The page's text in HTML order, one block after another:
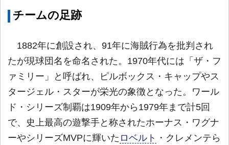
チームの足跡
1882年に創設され、91年に海賊行為を批判され
たが現球団名を命名された。1970年代には「ザ・フ
ァミリー」と呼ばれ、ピルボックス・キャップやス
タージェル・スターが栄光の象徴となった。ワール
ド・シリーズ制覇は1909年から1979年まで計5回
で、史上最高の遊撃手と称されたホーナス・ワグナ
ーやシリーズMVPに輝いた ロベルト ・クレメンテら